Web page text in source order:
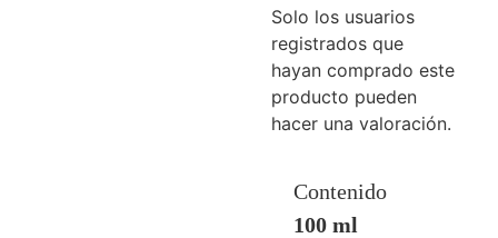
Solo los usuarios
registrados que
hayan comprado este
producto pueden
hacer una valoración.
Contenido
100 ml